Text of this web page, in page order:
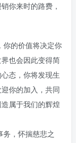
你来时的路费，
你的价值将决定你
也会因此变得简
态，你将发现生
你的加入，共同
属于我们的辉煌
，怀揣慈悲之